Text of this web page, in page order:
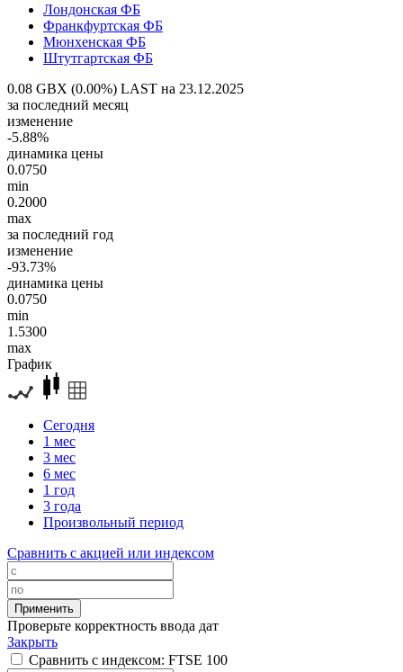
Лондонская ФБ
Франкфуртская ФБ
Мюнхенская ФБ
Штутгартская ФБ
0.08 GBX (0.00%) LAST на 23.12.2025
за последний месяц
изменение
-5.88%
динамика цены
0.0750
min
0.2000
max
за последний год
изменение
-93.73%
динамика цены
0.0750
min
1.5300
max
График
Сегодня
1 мес
3 мес
6 мес
1 год
3 года
Произвольный период
Сравнить с акцией или индексом
Проверьте корректность ввода дат
Закрыть
Сравнить с индексом: FTSE 100